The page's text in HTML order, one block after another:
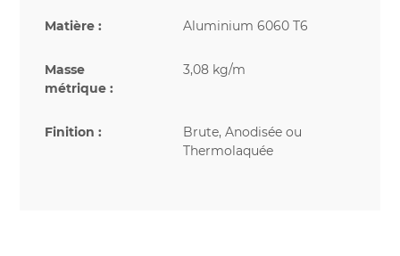
Matière : Aluminium 6060 T6
Masse
métrique :
3,08 kg/m
Finition :
Brute, Anodisée ou
Thermolaquée